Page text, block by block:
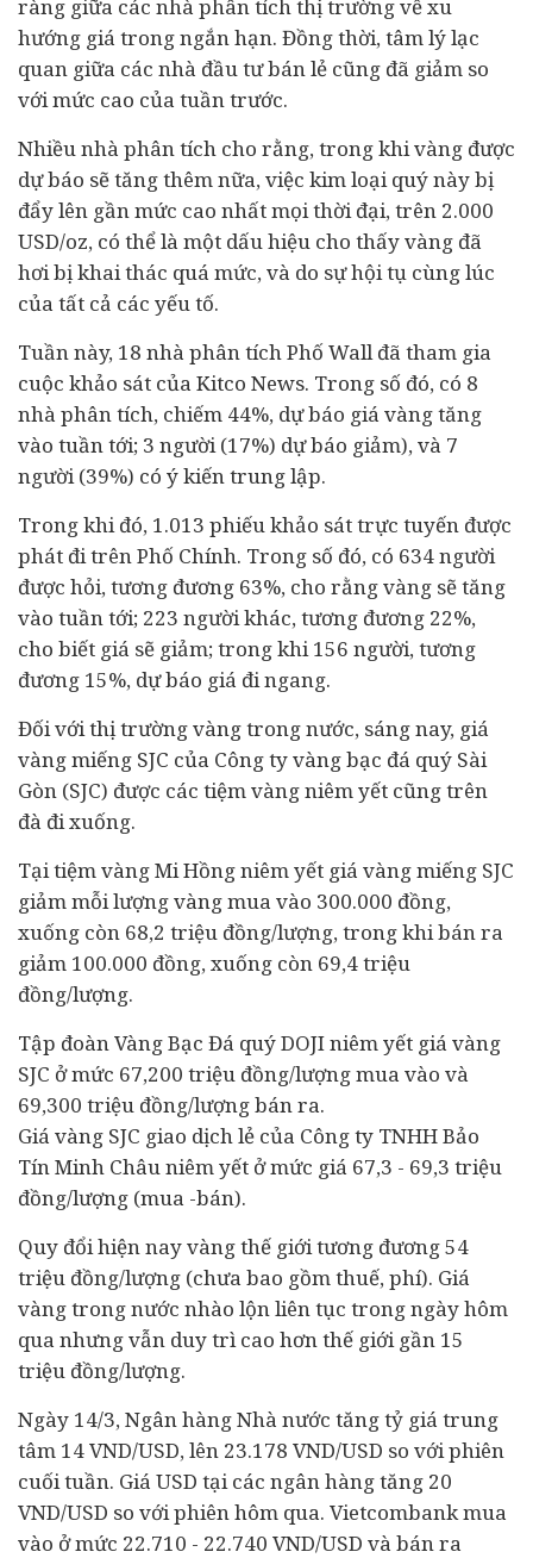
ràng giữa các nhà phân tích thị trường về xu
hướng giá trong ngắn hạn. Đồng thời, tâm lý lạc
quan giữa các nhà đầu tưbán lẻ cũng đã giảm so
với mức cao của tuần trước.
Nhiều nhà phân tích cho rằng, trong khi vàng được
dự báo sẽ tăng thêm nữa, việc kim loại quý này bị
đẩy lên gần mức cao nhất mọi thời đại, trên 2.000
USD/oz, có thể là một dấu hiệu cho thấy vàng đã
hơi bị khai thác quá mức, và do sự hội tụ cùng lúc
của tất cả các yếu tố.
Tuần này, 18 nhà phân tích Phố Wall đã tham gia
cuộc khảo sát của Kitco News. Trong số đó, có 8
nhà phân tích, chiếm 44%, dự báo giá vàng tăng
vào tuần tới; 3 người (17%) dự báo giảm), và 7
người (39%) có ý kiến trung lập.
Trong khi đó, 1.013 phiếu khảo sát trực tuyến được
phát đi trên Phố Chính. Trong số đó, có 634 người
được hỏi, tương đương 63%, cho rằng vàng sẽ tăng
vào tuần tới; 223 người khác, tương đương 22%,
cho biết giá sẽ giảm; trong khi 156 người, tương
đương 15%, dự báo giá đi ngang.
Đối với thị trường vàng trong nước, sáng nay, giá
vàng miếng SJC của Công ty vàng bạc đá quý Sài
Gòn (SJC) được các tiệm vàng niêm yết cũng trên
đà đi xuống.
Tại tiệm vàng Mi Hồng niêm yết giá vàng miếng SJC
giảm mỗi lượng vàng mua vào 300.000 đồng,
xuống còn 68,2 triệu đồng/lượng, trong khi bán ra
giảm 100.000 đồng, xuống còn 69,4 triệu
đồng/lượng.
Tập đoàn Vàng Bạc Đá quý DOJI niêm yết giá vàng
SJC ở mức 67,200 triệu đồng/lượng mua vào và
69,300 triệu đồng/lượng bán ra.
Giá vàng SJC giao dịch lẻ của Công ty TNHH Bảo
Tín Minh Châu niêm yết ở mức giá 67,3 - 69,3 triệu
đồng/lượng (mua -bán).
Quy đổi hiện nay vàng thế giới tương đương 54
triệu đồng/lượng (chưa bao gồm thuế, phí). Giá
vàng trong nước nhào lộn liên tục trong ngày hôm
qua nhưng vẫn duy trì cao hơn thế giới gần 15
triệu đồng/lượng.
Ngày 14/3,Ngân hàngNhà nước tăng tỷ giá trung
tâm 14 VND/USD, lên 23.178 VND/USD so với phiên
cuối tuần. Giá USD tại các ngân hàng tăng 20
VND/USD so với phiên hôm qua. Vietcombank mua
vào ở mức 22.710 - 22.740 VND/USD và bán ra